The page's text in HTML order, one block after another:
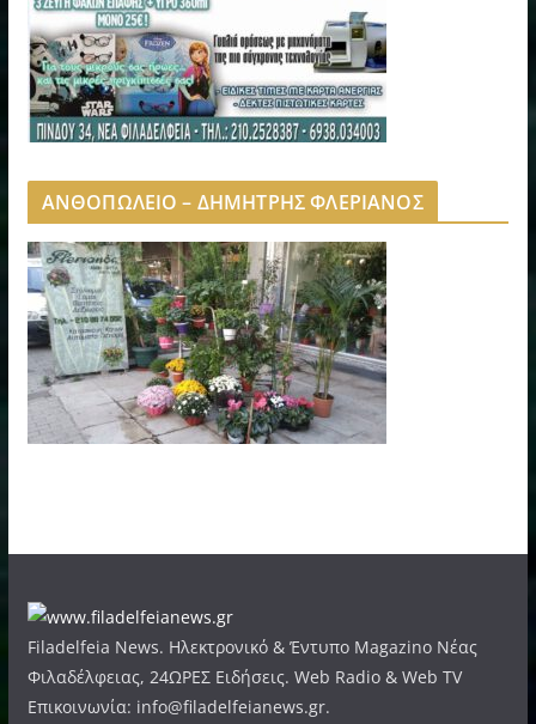
ΑΝΘΟΠΩΛΕΙΟ – ΔΗΜΗΤΡΗΣ ΦΛΕΡΙΑΝΟΣ
Filadelfeia News. Ηλεκτρονικό & Έντυπο Magazino Νέας
Φιλαδέλφειας, 24ΩΡΕΣ Ειδήσεις. Web Radio & Web TV
Επικοινωνία: info@filadelfeianews.gr.